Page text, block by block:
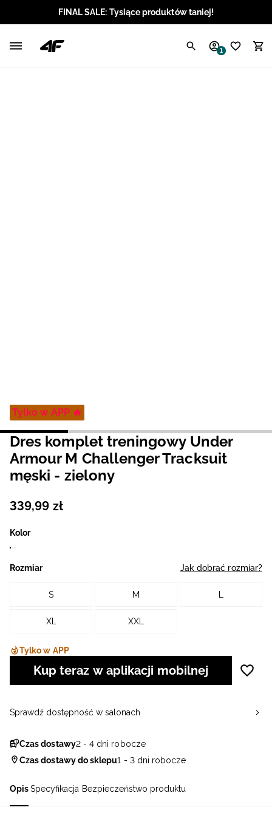
FINAL SALE: Tysiące produktów taniej!
1
Tylko w APP 🔥
OpisSpecyfikacja Bezpieczeństwo produktu
Dres komplet treningowy Under
Armour M Challenger Tracksuit
męski - zielony
339,99 zł
Kolor
Rozmiar Jak dobrać rozmiar?
S M L
XL XXL
Tylko w APP
Kup teraz w aplikacji mobilnej
Czas dostawy2 - 4 dni robocze
Czas dostawy do sklepu1 - 3 dni robocze
Sprawdź dostępność w salonach